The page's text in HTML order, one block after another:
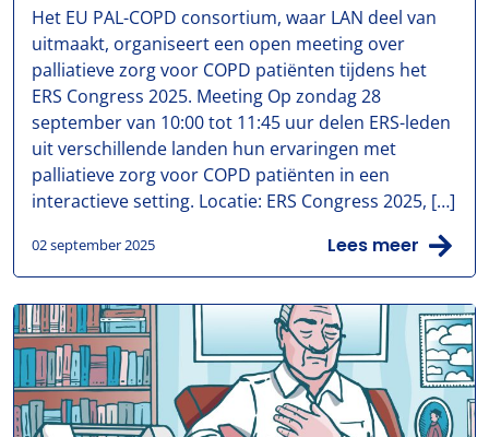
Het EU PAL-COPD consortium, waar LAN deel van
uitmaakt, organiseert een open meeting over
palliatieve zorg voor COPD patiënten tijdens het
ERS Congress 2025. Meeting Op zondag 28
september van 10:00 tot 11:45 uur delen ERS-leden
uit verschillende landen hun ervaringen met
palliatieve zorg voor COPD patiënten in een
interactieve setting. Locatie: ERS Congress 2025, […]
02 september 2025 Lees meer